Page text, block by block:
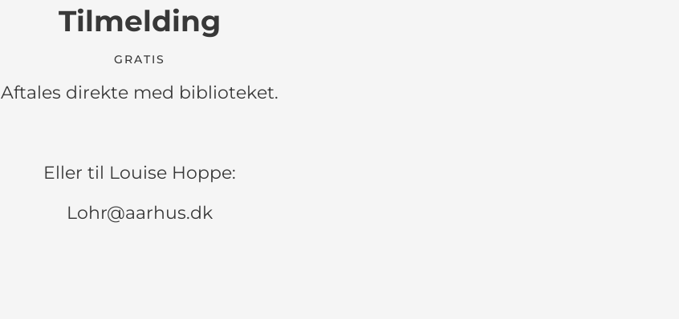
Tilmelding
GRATIS
Aftales direkte med biblioteket.
Eller til Louise Hoppe:
Lohr@aarhus.dk